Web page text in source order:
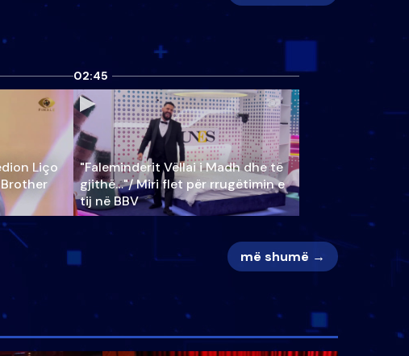
Liço
02:45
"Faleminderit Vëllai i Madh dhe të
gjithë…"/ Miri flet për rrugëtimin e
tij në BBV
më shumë →